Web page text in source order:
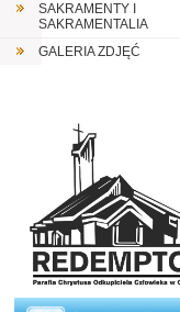
SAKRAMENTY I
SAKRAMENTALIA
GALERIA ZDJĘĆ